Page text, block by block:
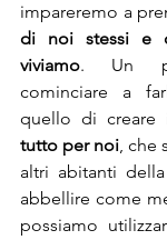
impareremo a
di noi stessi e
viviamo. Un
cominciare a
quello di creare
tutto per noi, che
altri abitanti
abbellire come
possiamo